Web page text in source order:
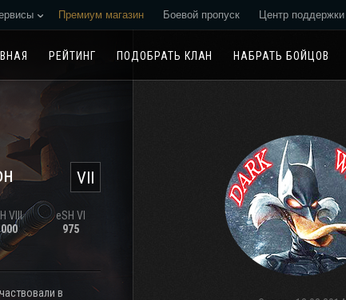
Премиум магазин Боевой пропуск Центр поддержки
РЕЙТИНГ ПОДОБРАТЬ КЛАН НАБРАТЬ БОЙЦОВ
VII
VIII
eSH VI
975
в